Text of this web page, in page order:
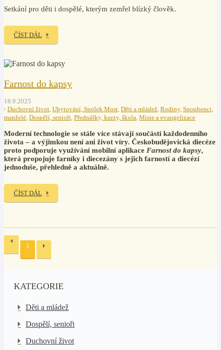
Setkání pro děti i dospělé, kterým zemřel blízký člověk.
ČÍST DÁL
Farnost do kapsy
18.9.2025
Duchovní život, Ubytování, Spolek Most, Děti a mládež, Rodiny, Snoubenci,
manželé, Dospělí, senioři, Přednášky, kurzy, škola, Misie a evangelizace
Moderní technologie se stále více stávají součástí každodenního
života – a výjimkou není ani život víry. Českobudějovická diecéze
proto podporuje využívání mobilní aplikace Farnost do kapsy,
která propojuje farníky i diecezány s jejich farností a diecézí
jednoduše, přehledně a aktuálně.
ČÍST DÁL
1
KATEGORIE
Děti a mládež
Dospělí, senioři
Duchovní život